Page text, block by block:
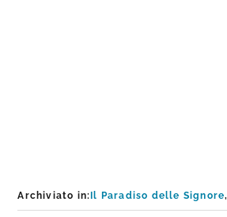
Archiviato in: Il Paradiso delle Signore,